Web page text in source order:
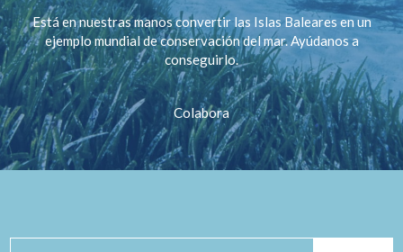
Está en nuestras manos convertir las Islas Baleares en un
ejemplo mundial de conservación del mar. Ayúdanos a
conseguirlo.
Colabora